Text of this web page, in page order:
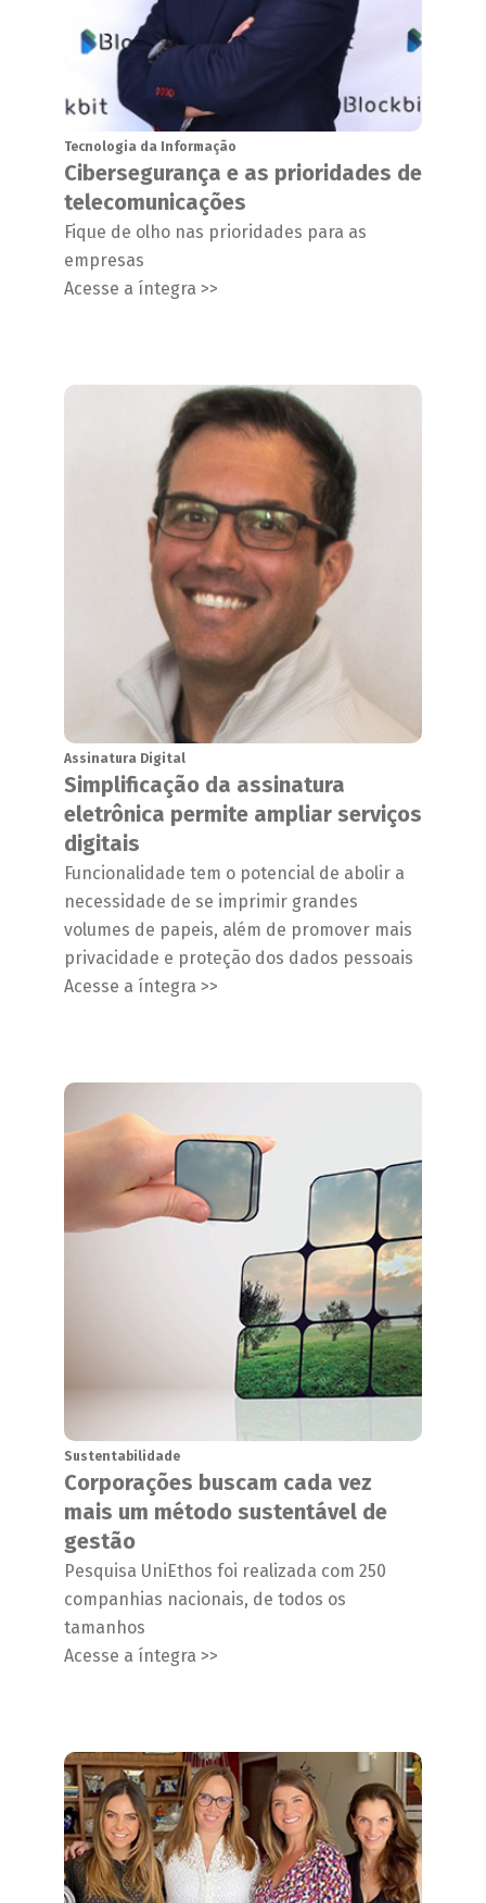
Tecnologia da Informação
Cibersegurança e as prioridades de
telecomunicações
Fique de olho nas prioridades para as
empresas
Acesse a íntegra >>
Assinatura Digital
Simplificação da assinatura
eletrônica permite ampliar serviços
digitais
Funcionalidade tem o potencial de abolir a
necessidade de se imprimir grandes
volumes de papeis, além de promover mais
privacidade e proteção dos dados pessoais
Acesse a íntegra >>
Sustentabilidade
Corporações buscam cada vez
mais um método sustentável de
gestão
Pesquisa UniEthos foi realizada com 250
companhias nacionais, de todos os
tamanhos
Acesse a íntegra >>